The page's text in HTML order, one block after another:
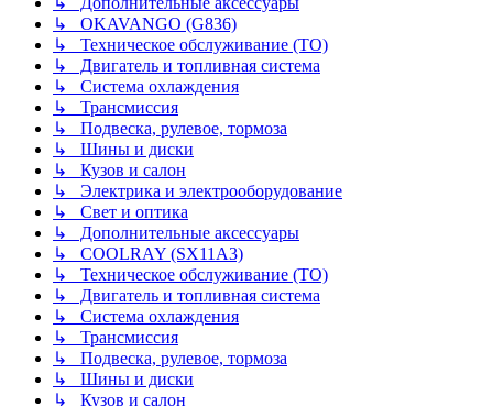
↳ OKAVANGO (G836)
↳ Техническое обслуживание (ТО)
↳ Двигатель и топливная система
↳ Система охлаждения
↳ Трансмиссия
↳ Подвеска, рулевое, тормоза
↳ Шины и диски
↳ Кузов и салон
↳ Электрика и электрооборудование
↳ Свет и оптика
↳ Дополнительные аксессуары
↳ COOLRAY (SX11A3)
↳ Техническое обслуживание (ТО)
↳ Двигатель и топливная система
↳ Система охлаждения
↳ Трансмиссия
↳ Подвеска, рулевое, тормоза
↳ Шины и диски
↳ Кузов и салон